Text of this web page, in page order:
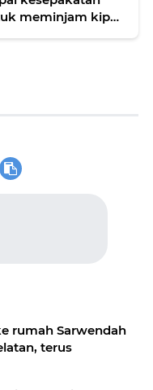
meminjam kiper
rumah Sarwendah
terus